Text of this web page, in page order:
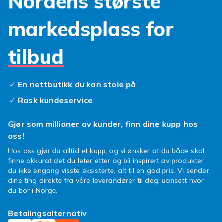
2020 den oppmerksomheten den fortjener.
Klikk hjem ditt nye tilbehør i dag og la mobilen
din skinne trygt og stilig!
markedsplass for
tilbud
En nettbutikk du kan stole på
Rask kundeservice
Gjør som millioner av kunder, finn dine kupp hos
oss!
Hos oss gjør du alltid et kupp, og vi ønsker at du både skal
finne akkurat det du leter etter og bli inspirert av produkter
du ikke engang visste eksisterte, alt til en god pris. Vi sender
dine ting direkte fra våre leverandører til deg, uansett hvor
du bor i Norge.
Betalingsalternativ